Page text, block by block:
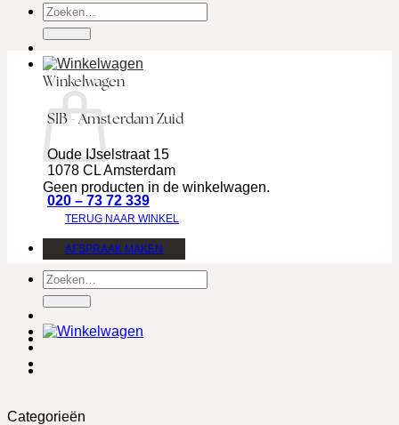
Zoeken
naar:
Winkelwagen
Geen producten in de winkelwagen.
TERUG NAAR WINKEL
AFSPRAAK MAKEN
Zoeken
naar:
SIB - Amsterdam Zuid
Oude IJselstraat 15
1078 CL Amsterdam
020 – 73 72 339
Categorieën